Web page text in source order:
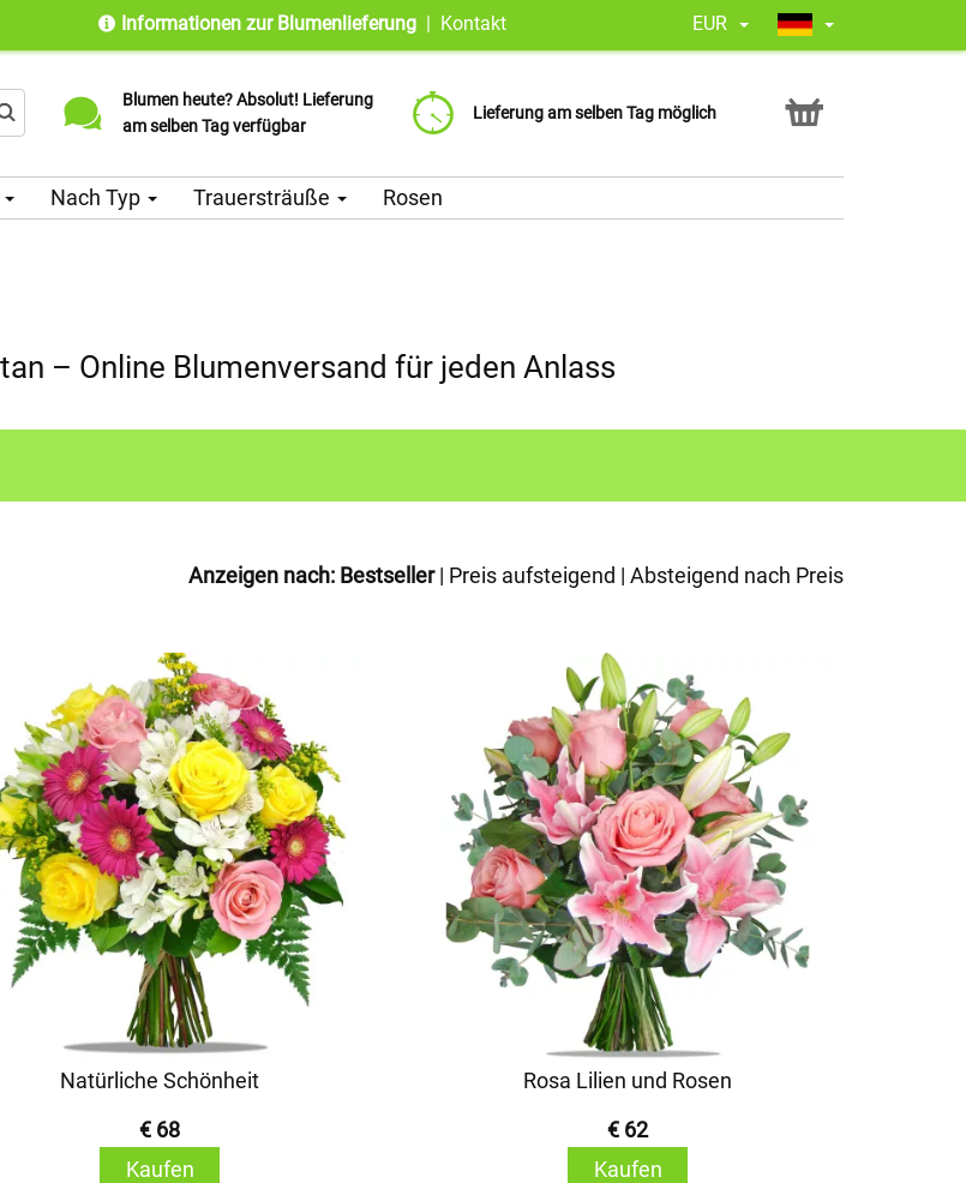
Informationen zur Blumenlieferung | Kontakt EUR
Blumen heute? Absolut! Lieferung
am selben Tag verfügbar
Lieferung in über 100 Länder
weltweit seit 2010
Lieferung am selben Tag möglich
Zufriedenheit garantiert. 4,8 Google-
Bewertung
Geschichte – lassen Sie uns Ihren
Nach Typ Trauersträuße Rosen
– Online Blumenversand für jeden Anlass
Anzeigen nach: Bestseller| Preis aufsteigend | Absteigend nach Preis
Natürliche Schönheit
€ 68
Kaufen
Rosa Lilien und Rosen
€ 62
Kaufen